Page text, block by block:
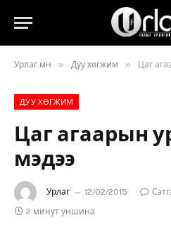
Урлаг.мн » Дуу хөгжим » Цаг
ДУУ ХӨГЖИМ
Цаг агаарын
мэдээ
Урлаг 12/02/2015
2 минут уншина